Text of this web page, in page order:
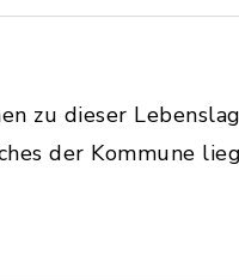
zu dieser
der Kommune